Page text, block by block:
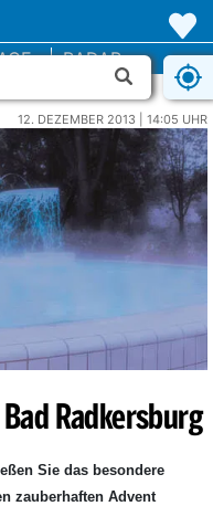
RADAR
12. DEZEMBER 2013 | 14:05 UHR
Radkersburg
Sie das besondere
zauberhaften Advent